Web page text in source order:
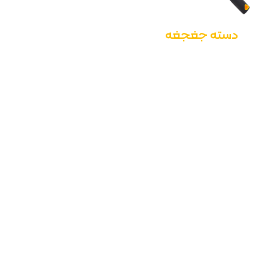
دسته جغجغه